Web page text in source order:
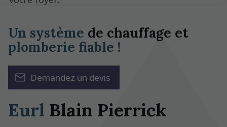
Eurl Blain Pierrick
Un système de chauffage et
plomberie fiable !
Demandez un devis